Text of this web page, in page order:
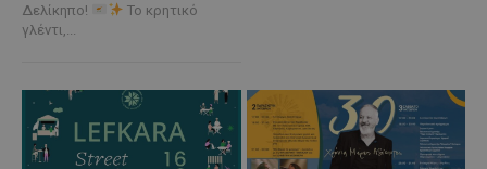
Δελίκηπο!
Το κρητικό
γλέντι,...